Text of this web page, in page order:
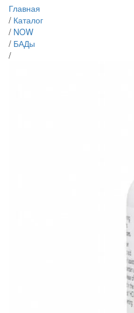
Главная
/ Каталог
/ NOW
/ БАДы
/